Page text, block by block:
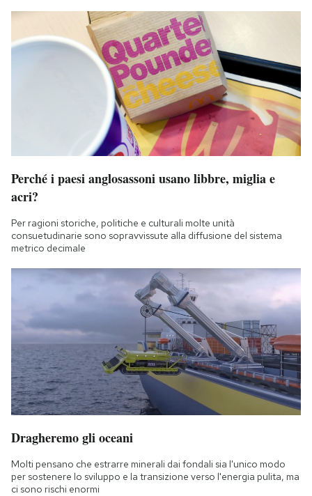
Perché i paesi anglosassoni usano libbre, miglia e
acri?
Per ragioni storiche, politiche e culturali molte unità
consuetudinarie sono sopravvissute alla diffusione del sistema
metrico decimale
Dragheremo gli oceani
Molti pensano che estrarre minerali dai fondali sia l'unico modo
per sostenere lo sviluppo e la transizione verso l'energia pulita, ma
ci sono rischi enormi